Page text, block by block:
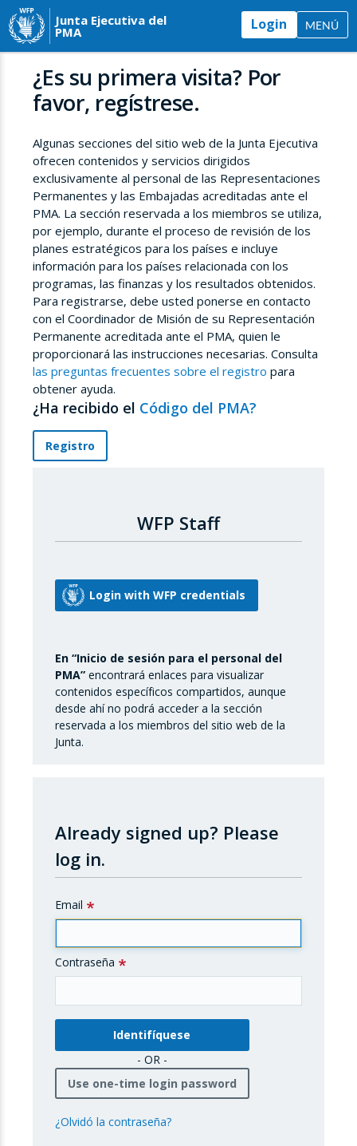
Junta Ejecutiva del
PMA Login MENÚ
¿Es su primera visita? Por
favor, regístrese.
Algunas secciones del sitio web de la Junta Ejecutiva
ofrecen contenidos y servicios dirigidos
exclusivamente al personal de las Representaciones
Permanentes y las Embajadas acreditadas ante el
PMA. La sección reservada a los miembros se utiliza,
por ejemplo, durante el proceso de revisión de los
planes estratégicos para los países e incluye
información para los países relacionada con los
programas, las finanzas y los resultados obtenidos.
Para registrarse, debe usted ponerse en contacto
con el Coordinador de Misión de su Representación
Permanente acreditada ante el PMA, quien le
proporcionará las instrucciones necesarias. Consulta
las preguntas frecuentes sobre el registro para
obtener ayuda.
¿Ha recibido el Código del PMA?
Registro
WFP Staff
En “Inicio de sesión para el personal del
PMA” encontrará enlaces para visualizar
contenidos específicos compartidos, aunque
desde ahí no podrá acceder a la sección
reservada a los miembros del sitio web de la
Junta.
Already signed up? Please
log in.
Email
Contraseña
- OR -
Use one-time login password
¿Olvidó la contraseña?